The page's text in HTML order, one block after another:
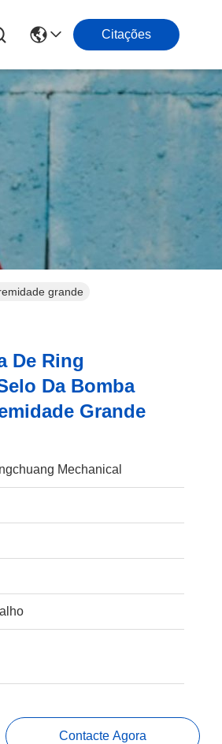
Citações
grande
De Ring
Da Bomba
Grande
Mechanical
Contacte Agora